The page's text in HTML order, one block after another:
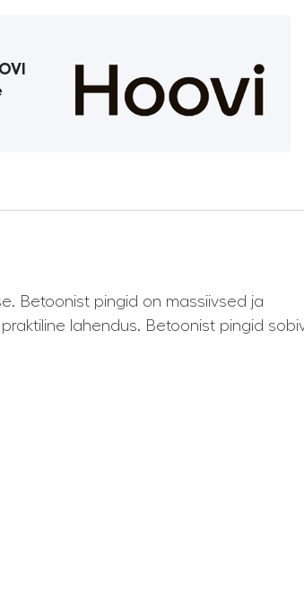
Betoonist pingid on massiivsed ja
lahendus. Betoonist pingid